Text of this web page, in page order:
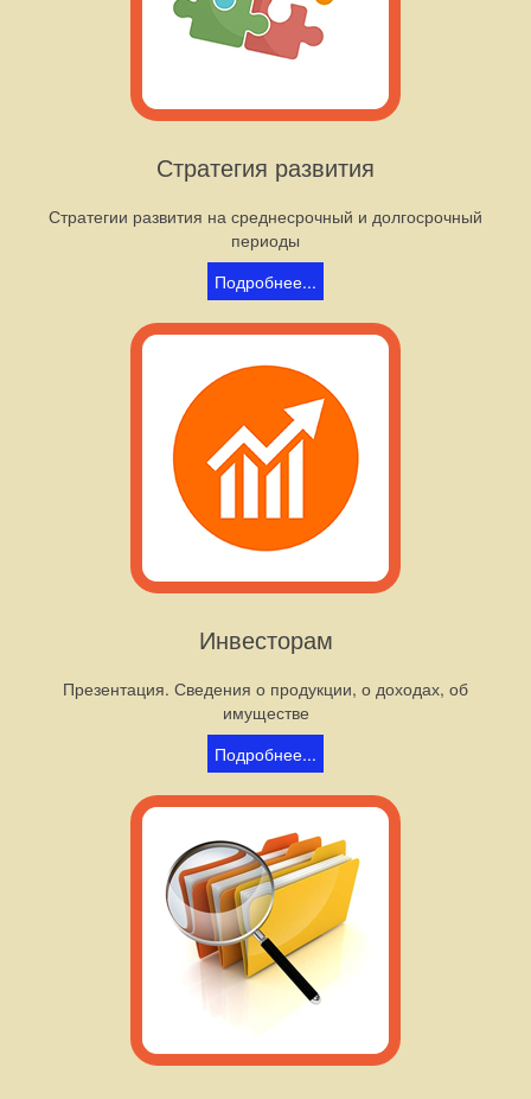
Стратегия развития
Стратегии развития на среднесрочный и долгосрочный
периоды
Подробнее...
Инвесторам
Презентация. Сведения о продукции, о доходах, об
имуществе
Подробнее...